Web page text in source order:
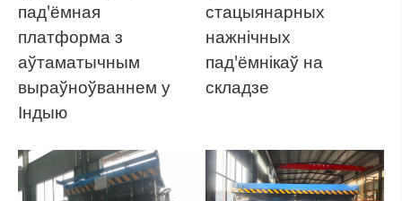
пад'ёмная
платформа з
аўтаматычным
выраўноўваннем у
Індыю
стацыянарных
нажнічных
пад'ёмнікаў на
складзе